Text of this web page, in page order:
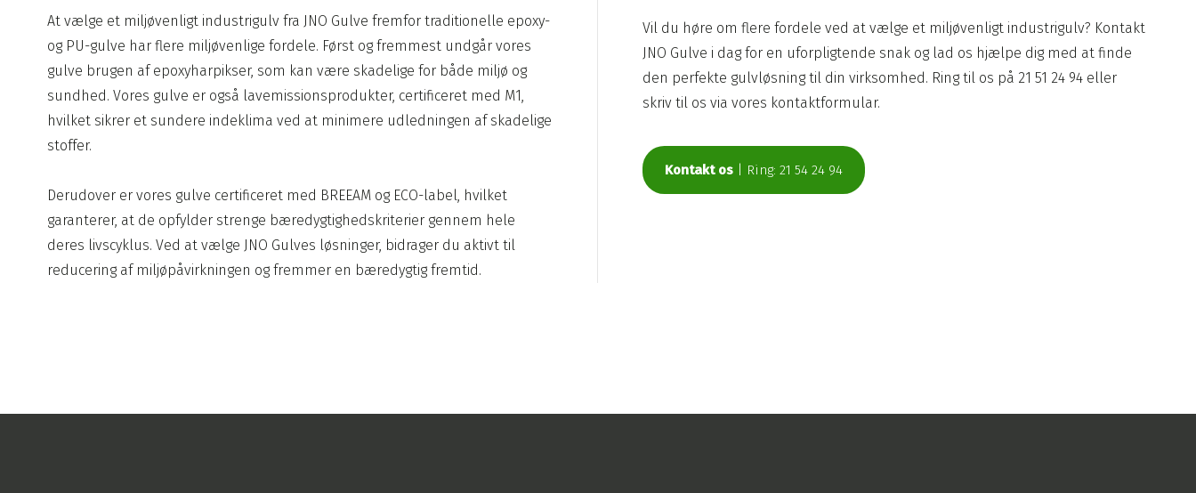
At vælge et miljøvenligt industrigulv fra JNO Gulve fremfor traditionelle epoxy-
og PU-gulve har flere miljøvenlige fordele. Først og fremmest undgår vores
gulve brugen af epoxyharpikser, som kan være skadelige for både miljø og
sundhed. Vores gulve er også lavemissionsprodukter, certificeret med M1,
hvilket sikrer et sundere indeklima ved at minimere udledningen af skadelige
stoffer.
Derudover er vores gulve certificeret med BREEAM og ECO-label, hvilket
garanterer, at de opfylder strenge bæredygtighedskriterier gennem hele
deres livscyklus. Ved at vælge JNO Gulves løsninger, bidrager du aktivt til
reducering af miljøpåvirkningen og fremmer en bæredygtig fremtid.
Vil du høre om flere fordele ved at vælge et miljøvenligt industrigulv? Kontakt
JNO Gulve i dag for en uforpligtende snak og lad os hjælpe dig med at finde
den perfekte gulvløsning til din virksomhed. Ring til os på 21 51 24 94 eller
skriv til os via vores kontaktformular.
Kontakt os| Ring: 21 54 24 94